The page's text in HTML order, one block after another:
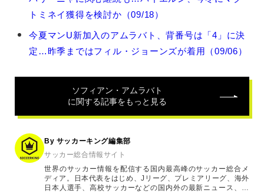
ア
ン・
ラ
の
連
記
事
トミネイ獲得を検討か（09/18）
今夏マンU新加入のアムラバト、背番号は「4」に決
定…昨季まではフィル・ジョーンズが着用（09/06）
ソフィアン・アムラバト
に関する記事をもっと見る
By サッカーキング編集部
サッカー総合情報サイト
世界のサッカー情報を配信する国内最高峰のサッカー総合メ
ディア。日本代表をはじめ、Jリーグ、プレミアリーグ、海外
日本人選手、高校サッカーなどの国内外の最新ニュース、コ